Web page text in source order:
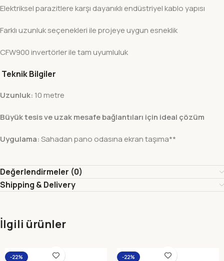
Elektriksel parazitlere karşı dayanıklı endüstriyel kablo yapısı
Farklı uzunluk seçenekleri ile projeye uygun esneklik
CFW900 invertörler ile tam uyumluluk
Teknik Bilgiler
Uzunluk: 10 metre
Büyük tesis ve uzak mesafe bağlantıları için ideal çözüm
Uygulama:Sahadan pano odasına ekran taşıma**
Değerlendirmeler (0)
Shipping & Delivery
İlgili ürünler
-22%
-22%